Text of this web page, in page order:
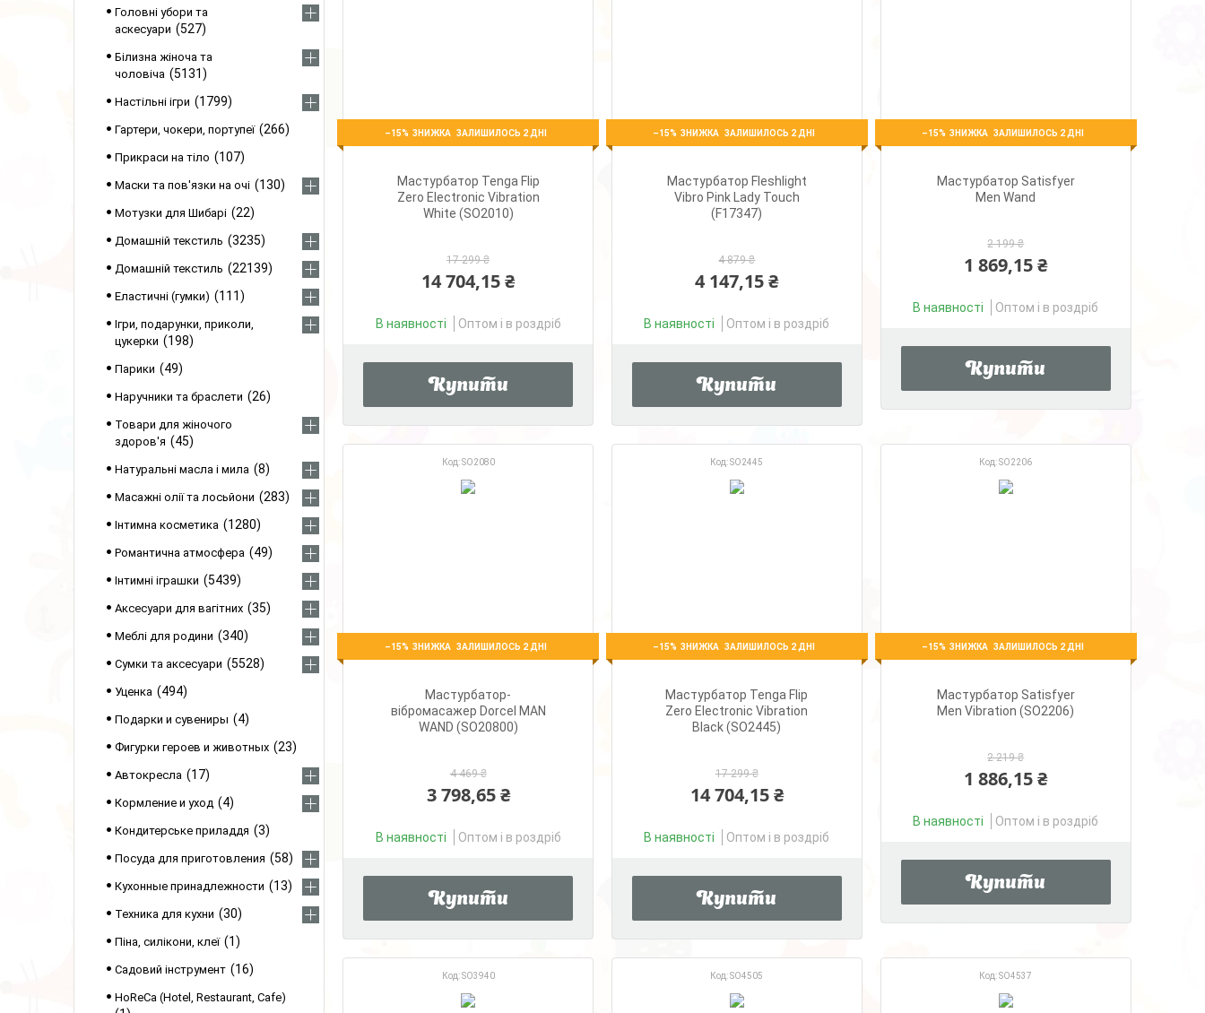
–15% ЗАЛИШИЛОСЬ 2 ДНІ
Мастурбатор Tenga Flip
Zero Electronic Vibration
White (SO2010)
17 299 ₴
14 704,15 ₴
В наявності Оптом і в роздріб
Купити
–15% ЗАЛИШИЛОСЬ 2 ДНІ
Мастурбатор Fleshlight
Vibro Pink Lady Touch
(F17347)
4 879 ₴
4 147,15 ₴
В наявності Оптом і в роздріб
Купити
–15% ЗАЛИШИЛОСЬ 2 ДНІ
Мастурбатор Satisfyer
Men Wand
2 199 ₴
1 869,15 ₴
В наявності Оптом і в роздріб
Купити
SO2080
–15% ЗАЛИШИЛОСЬ 2 ДНІ
Мастурбатор-
вібромасажер Dorcel MAN
WAND (SO20800)
4 469 ₴
3 798,65 ₴
В наявності Оптом і в роздріб
Купити
SO2445
–15% ЗАЛИШИЛОСЬ 2 ДНІ
Мастурбатор Tenga Flip
Zero Electronic Vibration
Black (SO2445)
17 299 ₴
14 704,15 ₴
В наявності Оптом і в роздріб
Купити
SO2206
–15% ЗАЛИШИЛОСЬ 2 ДНІ
Мастурбатор Satisfyer
Men Vibration (SO2206)
2 219 ₴
1 886,15 ₴
В наявності Оптом і в роздріб
Купити
SO3940 SO4505 SO4537
Головні убори та
аскесуари
527
Білизна жіноча та
чоловіча
5131
Настільні ігри 1799
Гартери, чокери, портупеї 266
Прикраси на тіло 107
Маски та пов'язки на очі 130
Мотузки для Шибарі 22
Домашній текстиль 3235
Домашній текстиль 22139
Еластичні (гумки) 111
Ігри, подарунки, приколи,
цукерки
198
Парики 49
Наручники та браслети 26
Товари для жіночого
здоров'я
45
Натуральні масла і мила 8
Масажні олії та лосьйони 283
Інтимна косметика 1280
Романтична атмосфера 49
Інтимні іграшки 5439
Аксесуари для вагітних 35
Меблі для родини 340
Сумки та аксесуари 5528
Уценка 494
Подарки и сувениры 4
Фигурки героев и животных 23
Автокресла 17
Кормление и уход 4
Кондитерське приладдя 3
Посуда для приготовления 58
Кухонные принадлежности 13
Техника для кухни 30
Піна, силікони, клеї 1
Садовий інструмент 16
HoReCa (Hotel, Restaurant, Cafe)